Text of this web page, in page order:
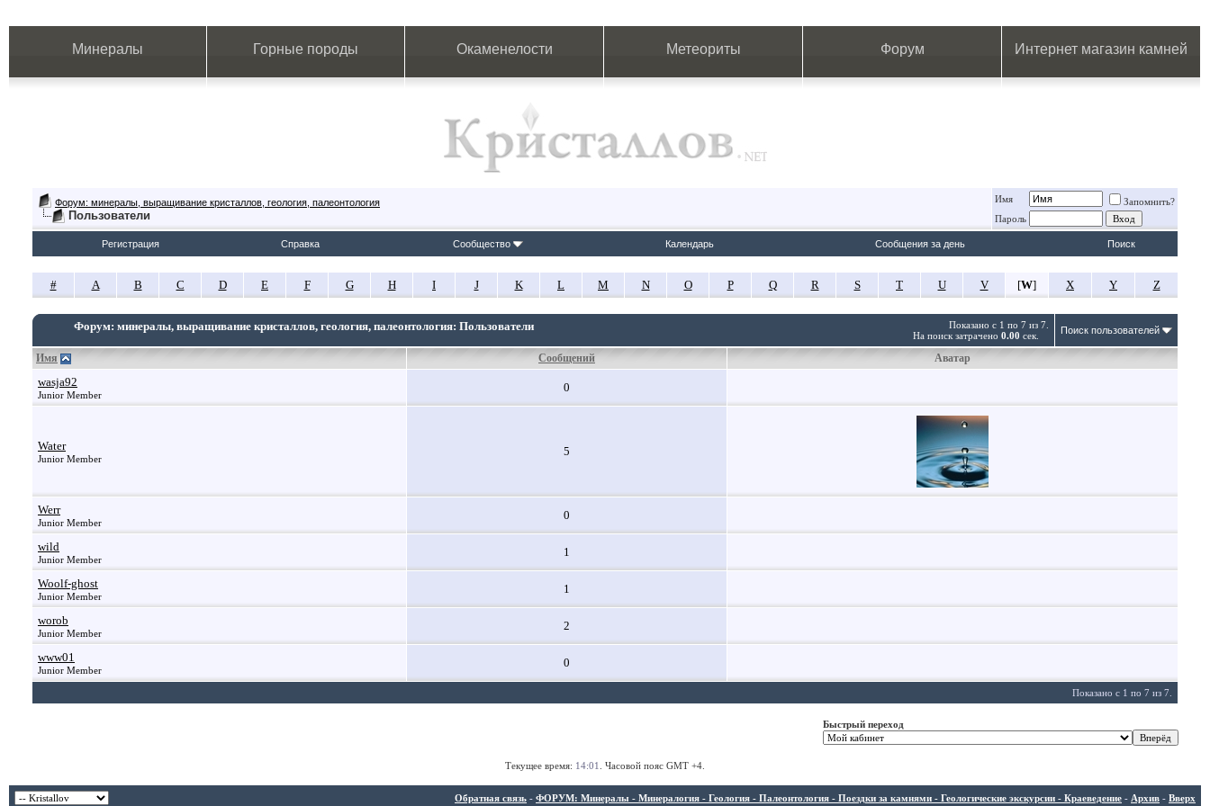
Минералы Горные породы Окаменелости Метеориты Форум Интернет магазин камней
Форум: минералы, выращивание кристаллов, геология, палеонтология
Пользователи
Имя
Запомнить?
Пароль
Регистрация Справка Сообщество Календарь Сообщения за день Поиск
# A B C D E F G H I J K L M N O P Q R S T U V [W] X Y Z
Показано с 1 по 7 из 7.
На поиск затрачено 0.00 сек.
Форум: минералы, выращивание кристаллов, геология, палеонтология: Пользователи Поиск пользователей
Имя Сообщений Аватар
wasja92
Junior Member
0
Water
Junior Member
5
Werr
Junior Member
0
wild
Junior Member
1
Woolf-ghost
Junior Member
1
worob
Junior Member
2
www01
Junior Member
0
Показано с 1 по 7 из 7.
Быстрый переход
Текущее время: 14:01 . Часовой пояс GMT +4.
Обратная связь - ФОРУМ: Минералы - Минералогия - Геология - Палеонтология - Поездки за камнями - Геологические экскурсии - Краеведение - Архив - Вверх